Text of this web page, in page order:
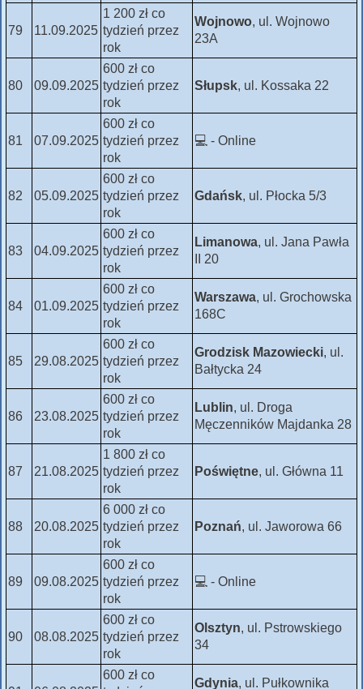
79 11.09.2025
1 200 zł co
tydzień przez
rok
Wojnowo, ul. Wojnowo
23A
80 09.09.2025
600 zł co
tydzień przez
rok
Słupsk, ul. Kossaka 22
81 07.09.2025
600 zł co
tydzień przez
rok
💻 - Online
82 05.09.2025
600 zł co
tydzień przez
rok
Gdańsk, ul. Płocka 5/3
83 04.09.2025
600 zł co
tydzień przez
rok
Limanowa, ul. Jana Pawła
II 20
84 01.09.2025
600 zł co
tydzień przez
rok
Warszawa, ul. Grochowska
168C
85 29.08.2025
600 zł co
tydzień przez
rok
Grodzisk Mazowiecki, ul.
Bałtycka 24
86 23.08.2025
600 zł co
tydzień przez
rok
Lublin, ul. Droga
Męczenników Majdanka 28
87 21.08.2025
1 800 zł co
tydzień przez
rok
Poświętne, ul. Główna 11
88 20.08.2025
6 000 zł co
tydzień przez
rok
Poznań, ul. Jaworowa 66
89 09.08.2025
600 zł co
tydzień przez
rok
💻 - Online
90 08.08.2025
600 zł co
tydzień przez
rok
Olsztyn, ul. Pstrowskiego
34
600 zł co
Gdynia, ul. Pułkownika